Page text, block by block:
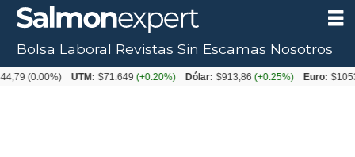
Bolsa Laboral Revistas Sin Escamas Nosotros
UTM: $71.649 (+0.20%) Dólar: $913,86 (+0.25%) Euro: $1053,08(-